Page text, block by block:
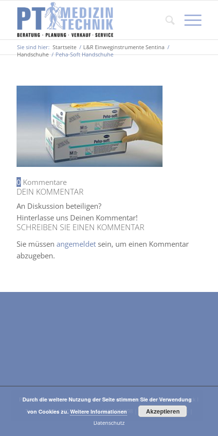
Sie sind hier: Startseite / L&R Einweginstrumente Sentina /
Handschuhe / Peha-Soft Handschuhe
0 Kommentare
DEIN KOMMENTAR
An Diskussion beteiligen?
Hinterlasse uns Deinen Kommentar!
SCHREIBEN SIE EINEN KOMMENTAR
Sie müssen angemeldetsein, um einen Kommentar
abzugeben.
PT-Medizintechnik GmbH I Franz-Fischer-Straße 19 I A-6020 Innsbruck I
Tel.: +43 512 / 59515 I Fax: +43 512 / 574098 |
E-Mail|Impressum
Datenschutz
Durch die weitere Nutzung der Seite stimmen Sie der Verwendung
von Cookies zu.Weitere Informationen Akzeptieren